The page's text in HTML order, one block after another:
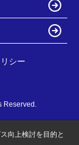
シー
Reserved.
向上検討を目的と